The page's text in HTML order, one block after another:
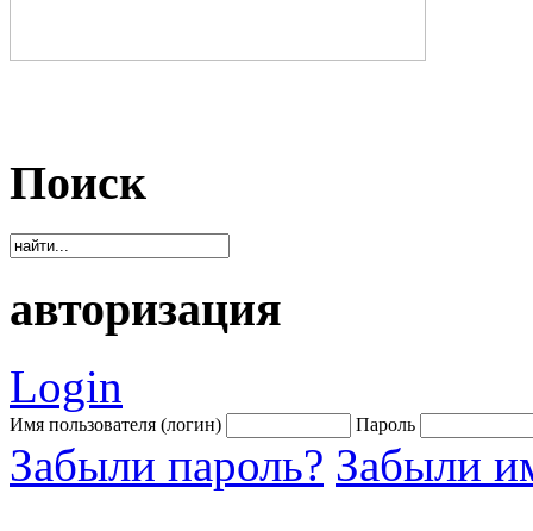
Поиск
авторизация
Login
Имя пользователя (логин) Пароль
Забыли пароль? Забыли